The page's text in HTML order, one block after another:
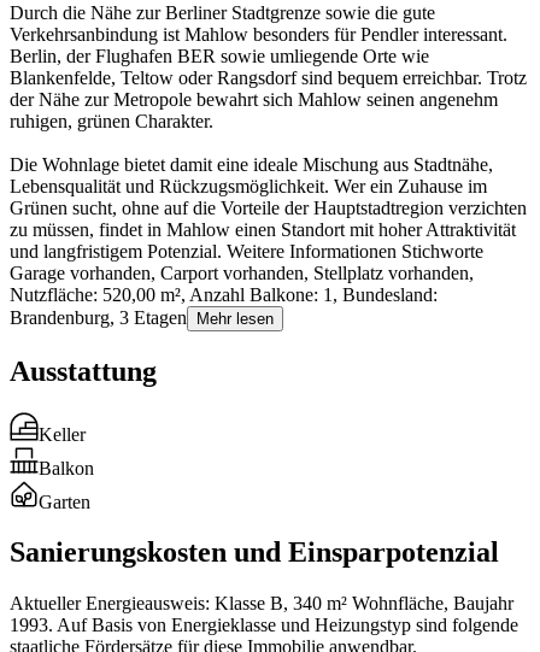
Durch die Nähe zur Berliner Stadtgrenze sowie die gute
Verkehrsanbindung ist Mahlow besonders für Pendler interessant.
Berlin, der Flughafen BER sowie umliegende Orte wie
Blankenfelde, Teltow oder Rangsdorf sind bequem erreichbar. Trotz
der Nähe zur Metropole bewahrt sich Mahlow seinen angenehm
ruhigen, grünen Charakter.
Die Wohnlage bietet damit eine ideale Mischung aus Stadtnähe,
Lebensqualität und Rückzugsmöglichkeit. Wer ein Zuhause im
Grünen sucht, ohne auf die Vorteile der Hauptstadtregion verzichten
zu müssen, findet in Mahlow einen Standort mit hoher Attraktivität
und langfristigem Potenzial. Weitere Informationen Stichworte
Garage vorhanden, Carport vorhanden, Stellplatz vorhanden,
Nutzfläche: 520,00 m², Anzahl Balkone: 1, Bundesland:
Brandenburg, 3 Etagen
Mehr lesen
Ausstattung
Keller
Balkon
Garten
Sanierungskosten und Einsparpotenzial
Aktueller Energieausweis: Klasse B, 340 m² Wohnfläche, Baujahr
1993. Auf Basis von Energieklasse und Heizungstyp sind folgende
staatliche Fördersätze für diese Immobilie anwendbar.